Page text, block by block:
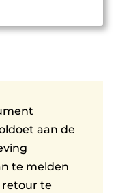
aan de
te melden
retour te